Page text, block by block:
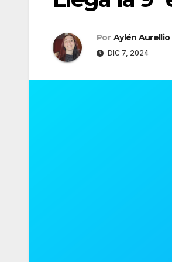
Por Aylén Aurellio
DIC 7, 2024